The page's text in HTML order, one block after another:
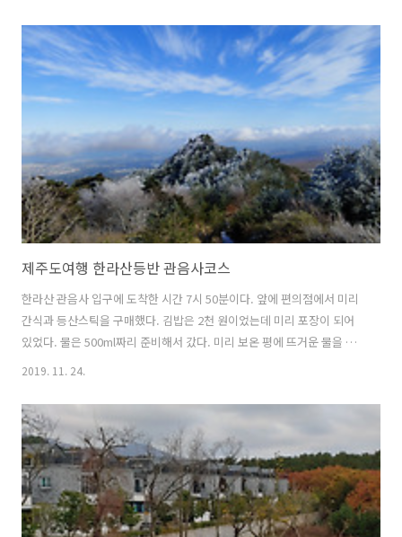
만, 실제로 안에는 사람들이 많이 있지는 않았다. 건물은 꽤 커 보였고 내
부가 궁금했다. 일단 우리가 알아보고 온 가격은 1만 2천 원인데, 도민은
8천 원, 소인은 5천 원이라고 한다. 그런데 우린 야외 노천탕을 이용하고
자 했는데 가격이 3천 원 추가되었다. 그리고 수영복 혹은 반바지도 없어
서 또 추가 요금 2천 원을 내었다. 나중에 알았지만, 포털사이트에서 ..
제주도여행 한라산등반 관음사코스
한라산 관음사 입구에 도착한 시간 7시 50분이다. 앞에 편의점에서 미리
간식과 등산스틱을 구매했다. 김밥은 2천 원이었는데 미리 포장이 되어
있었다. 물은 500ml짜리 준비해서 갔다. 미리 보온 평에 뜨거운 물을 준
비해 가는 게 좋다. 산 정상 부근 돌이 얼어서 내려오기 미끄럽다. 스틱은
하나에 1,7000원이라고 했는데 두 개를 3만 원에 구매했다. 준비물: 장
갑, 등산스틱, 아이젠, 보온병, 물, 간식 한라산 국립공원 안내도를 보니
까 보통 4~5시간 걸린다고 하는데 얼마나 걸릴까 궁금했다. 우리가 도착
했을 때에도 등반하려는 사람들은 보이지 않았다. 한라산 등반코스로는
여러 개가 있다. 어리목, 영실, 성판악, 관음사, 어승생학,..
2019. 11. 24.